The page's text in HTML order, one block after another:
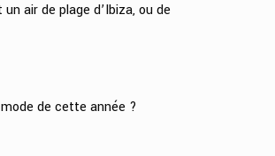
air de plage d’Ibiza, ou de
de cette année ?